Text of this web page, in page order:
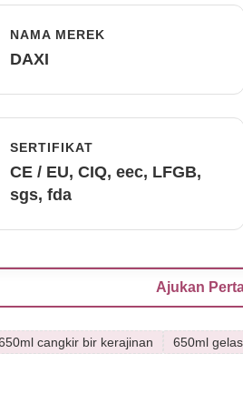
NAMA MEREK
DAXI
SERTIFIKAT
CE / EU, CIQ, eec, LFGB,
sgs, fda
Ajukan
cangkir bir kerajinan 650ml